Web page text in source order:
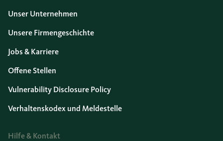
Unser Unternehmen
Unsere Firmengeschichte
Jobs & Karriere
Offene Stellen
Vulnerability Disclosure Policy
Verhaltenskodex und Meldestelle
Hilfe & Kontakt